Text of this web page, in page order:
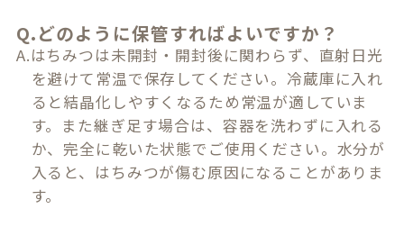
Q.どのように保管すればよいですか？
A.はちみつは未開封・開封後に関わらず、直射日光
を避けて常温で保存してください。冷蔵庫に入れ
ると結晶化しやすくなるため常温が適していま
す。また継ぎ足す場合は、容器を洗わずに入れる
か、完全に乾いた状態でご使用ください。水分が
入ると、はちみつが傷む原因になることがありま
す。